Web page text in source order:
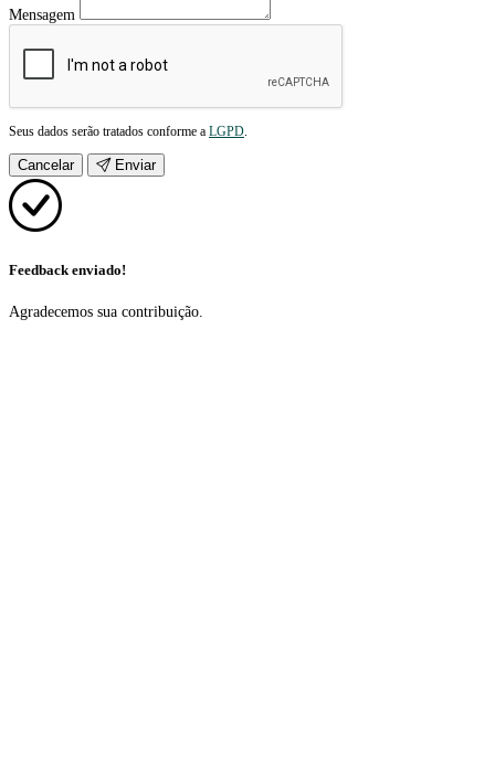
Mensagem
Seus dados serão tratados conforme a LGPD.
Cancelar Enviar
Feedback enviado!
Agradecemos sua contribuição.